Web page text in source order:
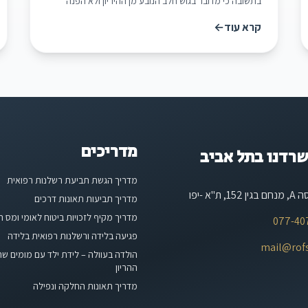
א. להתלונן על קיומו של הגוש, אך גם אז הרופאים המטפלים
קרא עוד←
בתל אביב
077-
מדריכים
מדריך הגשת תביעת רשלנות רפואית
מדריך תביעות תאונות דרכים
מדריך מקיף לזכויות ביטוח לאומי
פגיעה בלידה ורשלנות רפואית בלידה
הולדה בעוולה – לידת ילד עם מומים
ההריון
מדריך תאונות החלקה ונפילה